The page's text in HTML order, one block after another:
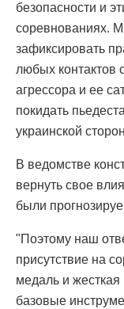
безопасности и
соревнованиях.
зафиксировать
любых контактов
агрессора и ее
покидать
украинской
В ведомстве
вернуть свое
были
"Поэтому наш
присутствие на
медаль и
базовые